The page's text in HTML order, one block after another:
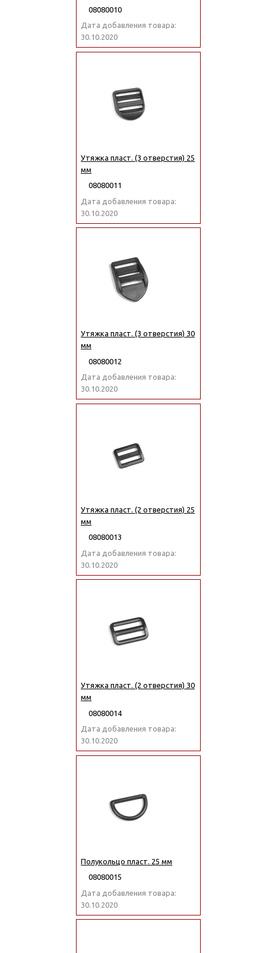
08080010
Дата добавления товара:
30.10.2020
Утяжка пласт. (3 отверстия) 25
мм
08080011
Дата добавления товара:
30.10.2020
Утяжка пласт. (3 отверстия) 30
мм
08080012
Дата добавления товара:
30.10.2020
Утяжка пласт. (2 отверстия) 25
мм
08080013
Дата добавления товара:
30.10.2020
Утяжка пласт. (2 отверстия) 30
мм
08080014
Дата добавления товара:
30.10.2020
Полукольцо пласт. 25 мм
08080015
Дата добавления товара:
30.10.2020